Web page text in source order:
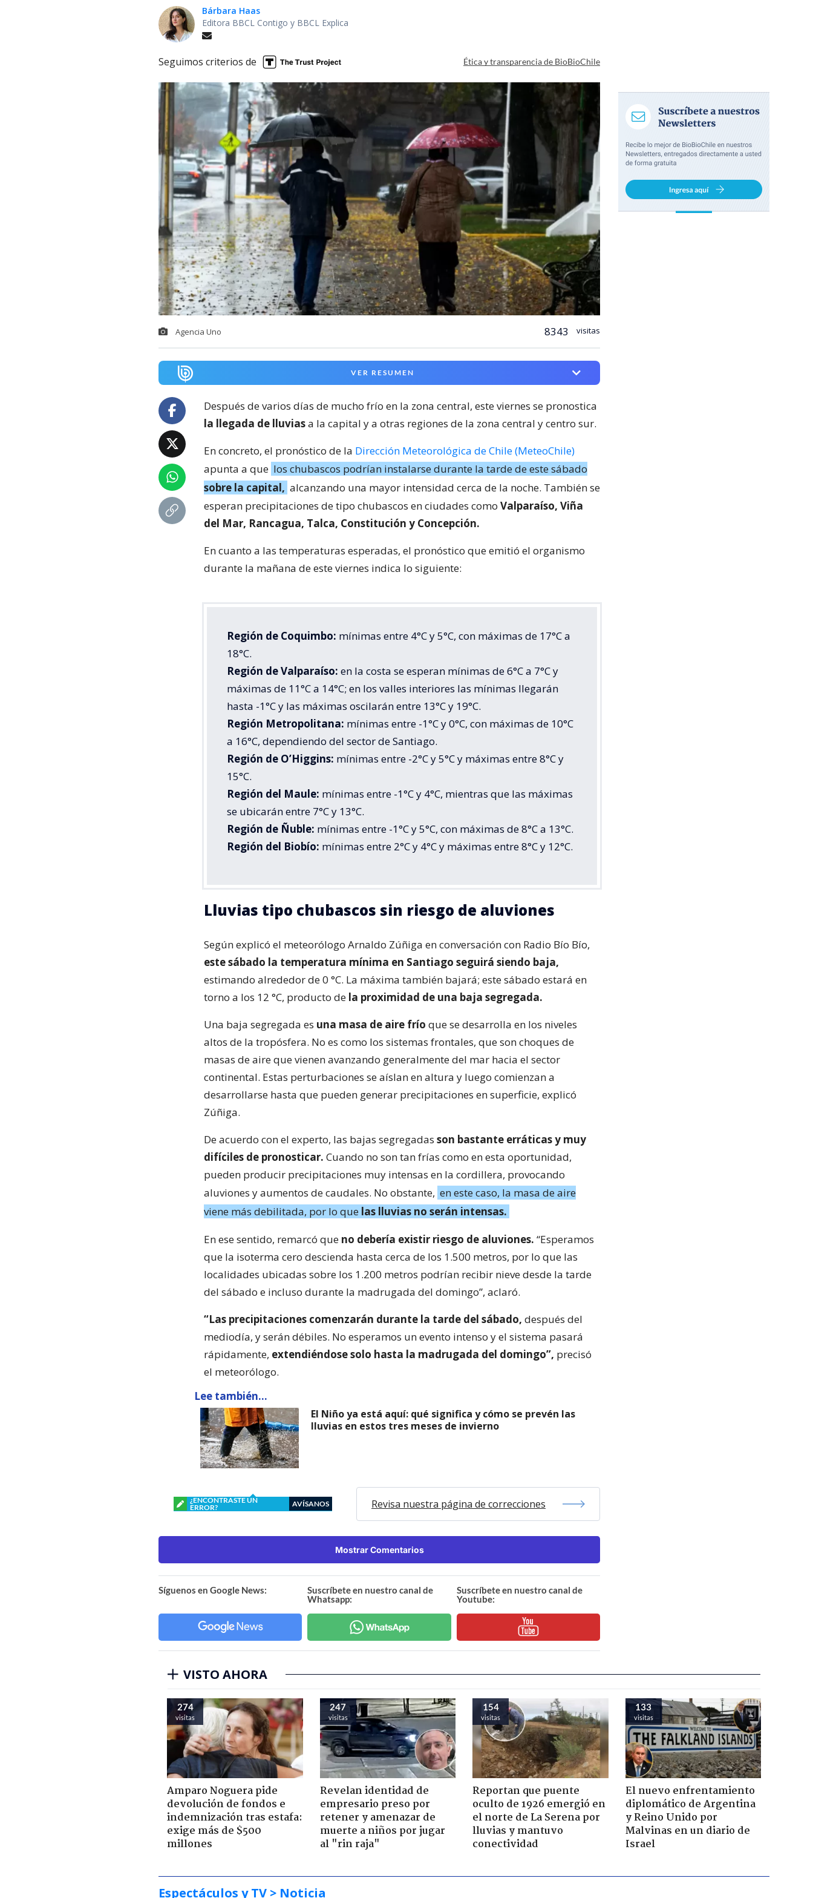
Bárbara Haas
Editora BBCL Contigo y BBCL Explica
Seguimos criterios de Ética y transparencia de BioBioChile
Agencia Uno 8343 visitas
VER RESUMEN
Después de varios días de mucho frío en la zona central, este viernes se pronostica
la llegada de lluviasa la capital y a otras regiones de la zona central y centro sur.
En concreto, el pronóstico de la Dirección Meteorológica de Chile (MeteoChile)
apunta a que los chubascos podrían instalarse durante la tarde de este sábado
sobre la capital, alcanzando una mayor intensidad cerca de la noche. También se
esperan precipitaciones de tipo chubascos en ciudades como Valparaíso, Viña
del Mar, Rancagua, Talca, Constitución y Concepción.
En cuanto a las temperaturas esperadas, el pronóstico que emitió el organismo
durante la mañana de este viernes indica lo siguiente:
Región de Coquimbo: mínimas entre 4°C y 5°C, con máximas de 17°C a
18°C.
Región de Valparaíso: en la costa se esperan mínimas de 6°C a 7°C y
máximas de 11°C a 14°C; en los valles interiores las mínimas llegarán
hasta -1°C y las máximas oscilarán entre 13°C y 19°C.
Región Metropolitana: mínimas entre -1°C y 0°C, con máximas de 10°C
a 16°C, dependiendo del sector de Santiago.
Región de O’Higgins: mínimas entre -2°C y 5°C y máximas entre 8°C y
15°C.
Región del Maule: mínimas entre -1°C y 4°C, mientras que las máximas
se ubicarán entre 7°C y 13°C.
Región de Ñuble: mínimas entre -1°C y 5°C, con máximas de 8°C a 13°C.
Región del Biobío: mínimas entre 2°C y 4°C y máximas entre 8°C y 12°C.
Lluvias tipo chubascos sin riesgo de aluviones
Según explicó el meteorólogo Arnaldo Zúñiga en conversación con Radio Bío Bío,
este sábado la temperatura mínima en Santiago seguirá siendo baja,
estimando alrededor de 0 °C. La máxima también bajará; este sábado estará en
torno a los 12 °C, producto de la proximidad de una baja segregada.
Una baja segregada es una masa de aire frío que se desarrolla en los niveles
altos de la tropósfera. No es como los sistemas frontales, que son choques de
masas de aire que vienen avanzando generalmente del mar hacia el sector
continental. Estas perturbaciones se aíslan en altura y luego comienzan a
desarrollarse hasta que pueden generar precipitaciones en superficie, explicó
Zúñiga.
De acuerdo con el experto, las bajas segregadas son bastante erráticas y muy
difíciles de pronosticar. Cuando no son tan frías como en esta oportunidad,
pueden producir precipitaciones muy intensas en la cordillera, provocando
aluviones y aumentos de caudales. No obstante, en este caso, la masa de aire
viene más debilitada, por lo que las lluvias no serán intensas.
En ese sentido, remarcó que no debería existir riesgo de aluviones. “Esperamos
que la isoterma cero descienda hasta cerca de los 1.500 metros, por lo que las
localidades ubicadas sobre los 1.200 metros podrían recibir nieve desde la tarde
del sábado e incluso durante la madrugada del domingo”, aclaró.
“Las precipitaciones comenzarán durante la tarde del sábado, después del
mediodía, y serán débiles. No esperamos un evento intenso y el sistema pasará
rápidamente, extendiéndose solo hasta la madrugada del domingo”, precisó
el meteorólogo.
Lee también...
El Niño ya está aquí: qué significa y cómo se prevén las
lluvias en estos tres meses de invierno
¿ENCONTRASTE UN
ERROR?
AVÍSANOS Revisa nuestra página de correcciones
Mostrar Comentarios
Síguenos en Google News:
Suscríbete en nuestro canal de
Whatsapp:
Suscríbete en nuestro canal de
Youtube:
VISTO AHORA
274
visitas
Amparo Noguera pide
devolución de fondos e
indemnización tras estafa:
exige más de $500
millones
247
visitas
Revelan identidad de
empresario preso por
retener y amenazar de
muerte a niños por jugar
al "rin raja"
154
visitas
Reportan que puente
oculto de 1926 emergió en
el norte de La Serena por
lluvias y mantuvo
conectividad
133
visitas
El nuevo enfrentamiento
diplomático de Argentina
y Reino Unido por
Malvinas en un diario de
Israel
Espectáculos y TV > Noticia